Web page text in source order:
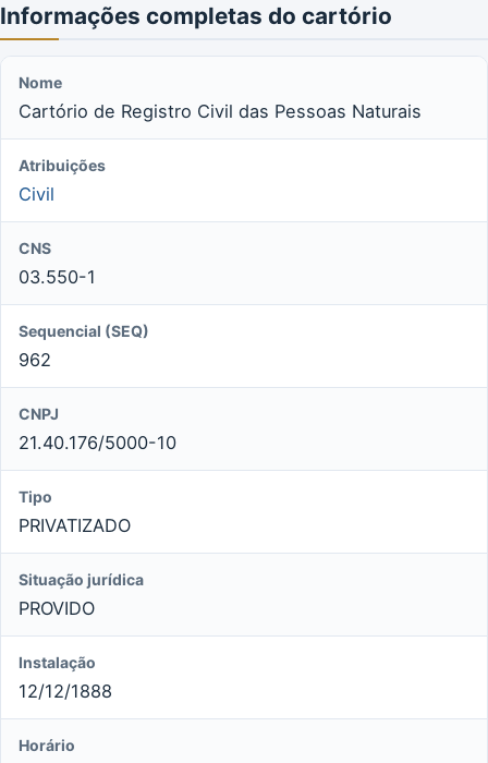
Informações completas do cartório
Nome
Cartório de Registro Civil das Pessoas Naturais
Atribuições
Civil
CNS
03.550-1
Sequencial (SEQ)
962
CNPJ
21.40.176/5000-10
Tipo
PRIVATIZADO
Situação jurídica
PROVIDO
Instalação
12/12/1888
Horário